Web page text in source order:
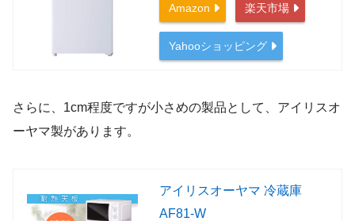
Amazon 楽天市場
Yahooショッピング
さらに、1cm程度ですが小さめの製品として、アイリスオ
ーヤマ製があります。
アイリスオーヤマ 冷蔵庫
AF81-W